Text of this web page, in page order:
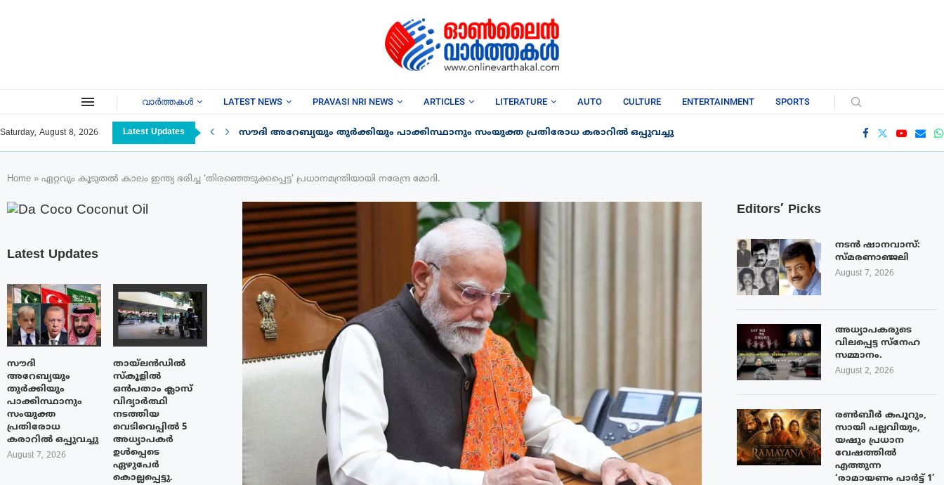
വാർത്തകൾ LATEST NEWS PRAVASI NRI NEWS ARTICLES LITERATURE AUTO CULTURE ENTERTAINMENT SPORTS
Saturday, August 8, 2026 Latest Updates സൗദി അറേബ്യയും തുർക്കിയും പാക്കിസ്ഥാനും സംയുക്ത പ്രതിരോധ കരാറിൽ ഒപ്പുവച്ചു
Home » ഏറ്റവും കൂടുതല്‍ കാലം ഇന്ത്യ ഭരിച്ച ‘തിരഞ്ഞെടുക്കപ്പെട്ട’ പ്രധാനമന്ത്രിയായി നരേന്ദ്ര മോദി.
Editors’ Picks
നടൻ ഷാനവാസ്:
സ്മരണാഞ്ജലി
August 7, 2026
അധ്യാപകരുടെ
വിലപ്പെട്ട സ്നേഹ
സമ്മാനം.
August 2, 2026
രൺബീർ കപൂറും,
സായി പല്ലവിയും,
യഷും പ്രധാന
വേഷത്തിൽ
എത്തുന്ന
‘രാമായണം പാർട്ട് 1’
Latest Updates
സൗദി
അറേബ്യയും
തുർക്കിയും
പാക്കിസ്ഥാനും
സംയുക്ത
പ്രതിരോധ
കരാറിൽ ഒപ്പുവച്ചു
August 7, 2026
തായ്‌ലൻഡിൽ
സ്കൂളിൽ
ഒൻപതാം ക്ലാസ്
വിദ്യാർത്ഥി
നടത്തിയ
വെടിവെപ്പിൽ 5
അധ്യാപകർ
ഉൾപ്പെടെ
ഏഴുപേർ
കൊല്ലപ്പെട്ടു.